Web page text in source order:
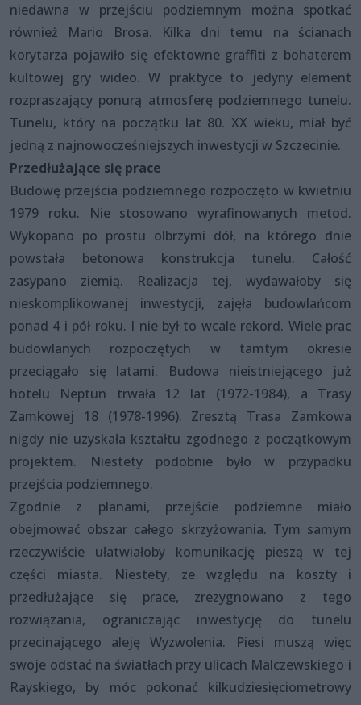
niedawna w przejściu podziemnym można spotkać
również Mario Brosa. Kilka dni temu na ścianach
korytarza pojawiło się efektowne graffiti z bohaterem
kultowej gry wideo. W praktyce to jedyny element
rozpraszający ponurą atmosferę podziemnego tunelu.
Tunelu, który na początku lat 80. XX wieku, miał być
jedną z najnowocześniejszych inwestycji w Szczecinie.
Przedłużające się prace
Budowę przejścia podziemnego rozpoczęto w kwietniu
1979 roku. Nie stosowano wyrafinowanych metod.
Wykopano po prostu olbrzymi dół, na którego dnie
powstała betonowa konstrukcja tunelu. Całość
zasypano ziemią. Realizacja tej, wydawałoby się
nieskomplikowanej inwestycji, zajęła budowlańcom
ponad 4 i pół roku. I nie był to wcale rekord. Wiele prac
budowlanych rozpoczętych w tamtym okresie
przeciągało się latami. Budowa nieistniejącego już
hotelu Neptun trwała 12 lat (1972-1984), a Trasy
Zamkowej 18 (1978-1996). Zresztą Trasa Zamkowa
nigdy nie uzyskała kształtu zgodnego z początkowym
projektem. Niestety podobnie było w przypadku
przejścia podziemnego.
Zgodnie z planami, przejście podziemne miało
obejmować obszar całego skrzyżowania. Tym samym
rzeczywiście ułatwiałoby komunikację pieszą w tej
części miasta. Niestety, ze względu na koszty i
przedłużające się prace, zrezygnowano z tego
rozwiązania, ograniczając inwestycję do tunelu
przecinającego aleję Wyzwolenia. Piesi muszą więc
swoje odstać na światłach przy ulicach Malczewskiego i
Rayskiego, by móc pokonać kilkudziesięciometrowy